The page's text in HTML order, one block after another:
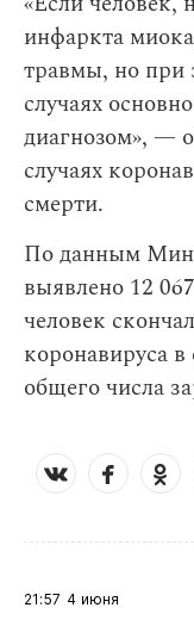
инфаркта
травмы, но при
случаях
диагнозом», —
случаях
смерти.
По данным
выявлено 12
человек
коронавируса в
общего числа
21:57 4 июня